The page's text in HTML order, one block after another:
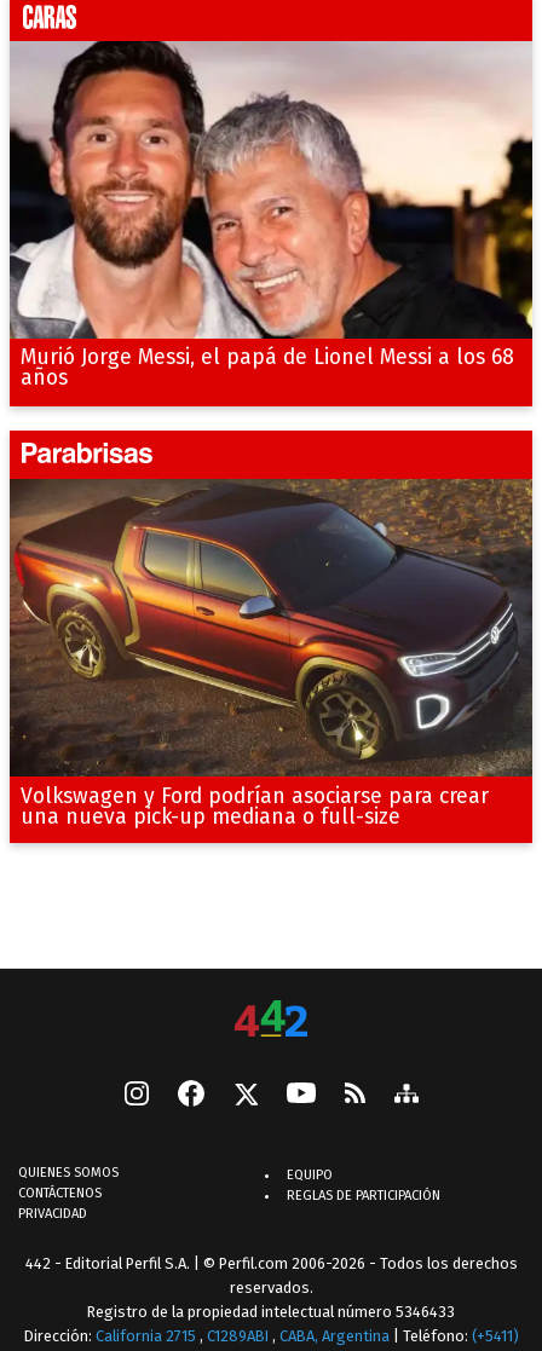
Murió Jorge Messi, el papá de Lionel Messi a los 68
años
Volkswagen y Ford podrían asociarse para crear
una nueva pick-up mediana o full-size
QUIENES SOMOS
CONTÁCTENOS
PRIVACIDAD
EQUIPO
REGLAS DE PARTICIPACIÓN
442 - Editorial Perfil S.A. | © Perfil.com 2006-2026 - Todos los derechos
reservados.
Registro de la propiedad intelectual número 5346433
Dirección: California 2715 , C1289ABI , CABA, Argentina | Teléfono: (+5411)